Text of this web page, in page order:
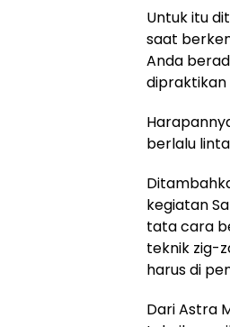
Untuk itu
saat
Anda
dipraktikan
berlalu
kegiatan
tata cara
teknik zig-
harus di
Dari Astra